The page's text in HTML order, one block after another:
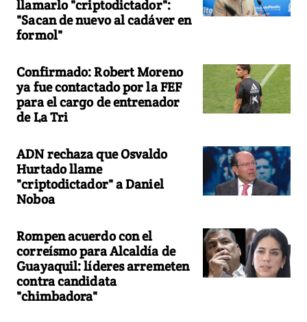
llamarlo "criptodictador":
"Sacan de nuevo al cadáver en
formol"
Confirmado: Robert Moreno
ya fue contactado por la FEF
para el cargo de entrenador
de La Tri
ADN rechaza que Osvaldo
Hurtado llame
"criptodictador" a Daniel
Noboa
Rompen acuerdo con el
correísmo para Alcaldía de
Guayaquil: líderes arremeten
contra candidata
"chimbadora"